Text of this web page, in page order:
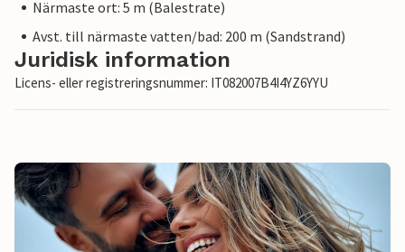
Närmaste ort: 5 m (Balestrate)
Avst. till närmaste vatten/bad: 200 m (Sandstrand)
Juridisk information
Licens- eller registreringsnummer: IT082007B4I4YZ6YYU